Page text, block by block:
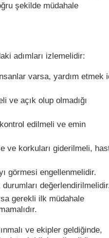
şekilde müdahale
adımları izlemelidir:
varsa, yardım etmek
ve açık olup olmadığı
kontrol edilmeli ve emin
ve korkuları giderilmeli,
görmesi engellenmelidir.
durumları
gerekli ilk müdahale
ve ekipler geldiğinde,